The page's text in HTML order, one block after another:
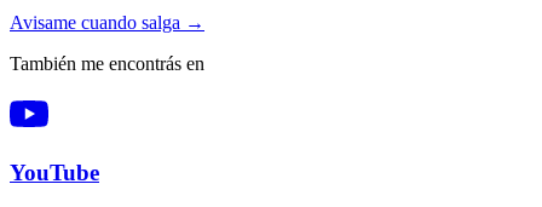
Avisame cuando salga →
También me encontrás en
YouTube